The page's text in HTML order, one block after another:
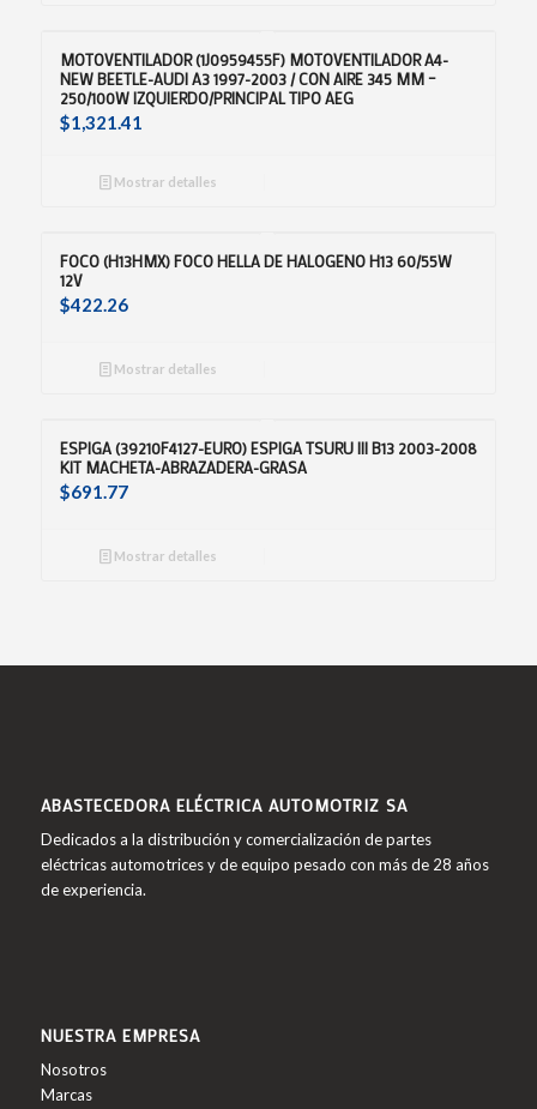
MOTOVENTILADOR (1J0959455F) MOTOVENTILADOR A4-
NEW BEETLE-AUDI A3 1997-2003 / CON AIRE 345 MM –
250/100W IZQUIERDO/PRINCIPAL TIPO AEG
$1,321.41
Mostrar detalles
FOCO (H13HMX) FOCO HELLA DE HALOGENO H13 60/55W
12V
$422.26
Mostrar detalles
ESPIGA (39210F4127-EURO) ESPIGA TSURU III B13 2003-2008
KIT MACHETA-ABRAZADERA-GRASA
$691.77
Mostrar detalles
ABASTECEDORA ELÉCTRICA AUTOMOTRIZ SA
Dedicados a la distribución y comercialización de partes
eléctricas automotrices y de equipo pesado con más de 28 años
de experiencia.
NUESTRA EMPRESA
Nosotros
Marcas